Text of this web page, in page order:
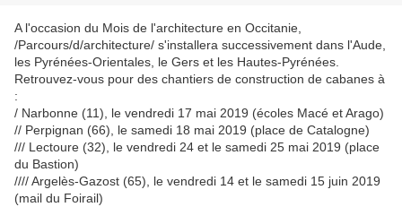
A l'occasion du Mois de l'architecture en Occitanie,
/Parcours/d/architecture/ s'installera successivement dans l'Aude,
les Pyrénées-Orientales, le Gers et les Hautes-Pyrénées.
Retrouvez-vous pour des chantiers de construction de cabanes à
:
/ Narbonne (11), le vendredi 17 mai 2019 (écoles Macé et Arago)
// Perpignan (66), le samedi 18 mai 2019 (place de Catalogne)
/// Lectoure (32), le vendredi 24 et le samedi 25 mai 2019 (place
du Bastion)
//// Argelès-Gazost (65), le vendredi 14 et le samedi 15 juin 2019
(mail du Foirail)